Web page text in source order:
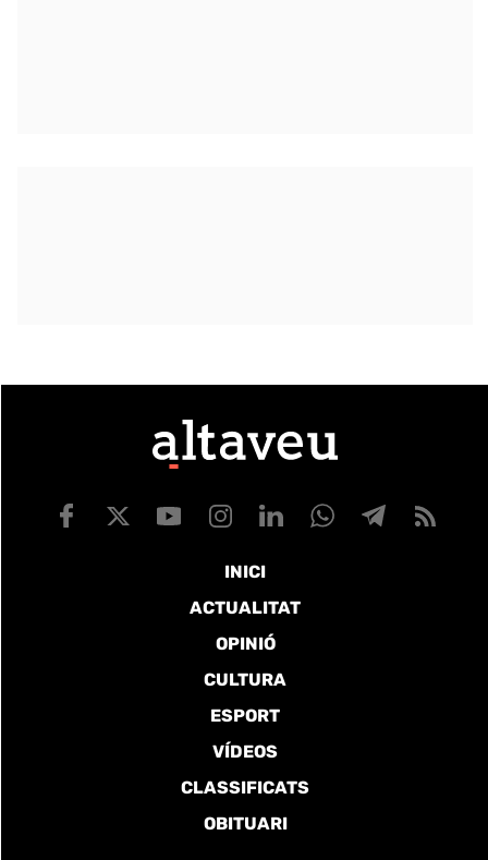
INICI
ACTUALITAT
OPINIÓ
CULTURA
ESPORT
VÍDEOS
CLASSIFICATS
OBITUARI